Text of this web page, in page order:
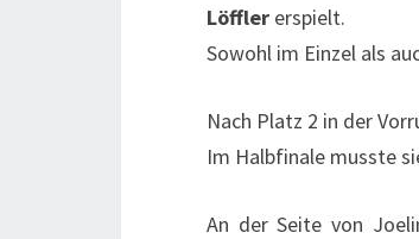
Löffler erspielt.
Sowohl im Einzel als
Nach Platz 2 in der
Im Halbfinale musste
An der Seite von